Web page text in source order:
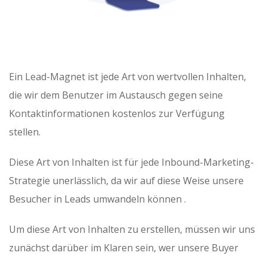
Ein Lead-Magnet ist jede Art von wertvollen Inhalten,
die wir dem Benutzer im Austausch gegen seine
Kontaktinformationen kostenlos zur Verfügung
stellen.
Diese Art von Inhalten ist für jede Inbound-Marketing-
Strategie unerlässlich, da wir auf diese Weise unsere
Besucher in Leads umwandeln können .
Um diese Art von Inhalten zu erstellen, müssen wir uns
zunächst darüber im Klaren sein, wer unsere Buyer